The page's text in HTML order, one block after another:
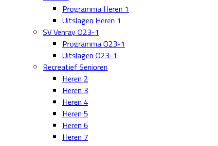
Programma Heren 1
Uitslagen Heren 1
SV Venray O23-1
Programma O23-1
Uitslagen O23-1
Recreatief Senioren
Heren 2
Heren 3
Heren 4
Heren 5
Heren 6
Heren 7